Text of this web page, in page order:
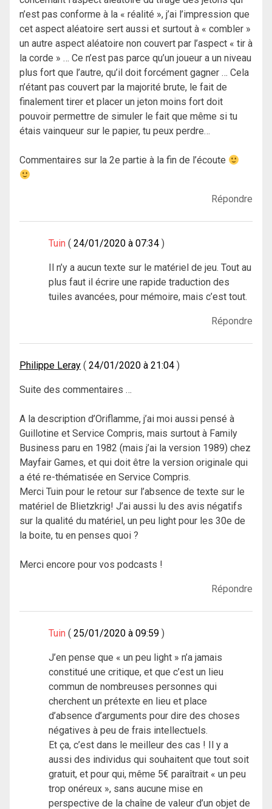
n’est pas conforme à la « réalité », j’ai l’impression que
cet aspect aléatoire sert aussi et surtout à « combler »
un autre aspect aléatoire non couvert par l’aspect « tir à
la corde » … Ce n’est pas parce qu’un joueur a un niveau
plus fort que l’autre, qu’il doit forcément gagner … Cela
n’étant pas couvert par la majorité brute, le fait de
finalement tirer et placer un jeton moins fort doit
pouvoir permettre de simuler le fait que même si tu
étais vainqueur sur le papier, tu peux perdre…
Commentaires sur la 2e partie à la fin de l’écoute
Répondre
Tuin 24/01/2020 à 07:34
Il n’y a aucun texte sur le matériel de jeu. Tout au
plus faut il écrire une rapide traduction des
tuiles avancées, pour mémoire, mais c’est tout.
Répondre
Philippe Leray 24/01/2020 à 21:04
Suite des commentaires …
A la description d’Oriflamme, j’ai moi aussi pensé à
Guillotine et Service Compris, mais surtout à Family
Business paru en 1982 (mais j’ai la version 1989) chez
Mayfair Games, et qui doit être la version originale qui
a été re-thématisée en Service Compris.
Merci Tuin pour le retour sur l’absence de texte sur le
matériel de Blietzkrig! J’ai aussi lu des avis négatifs
sur la qualité du matériel, un peu light pour les 30e de
la boite, tu en penses quoi ?
Merci encore pour vos podcasts !
Répondre
Tuin 25/01/2020 à 09:59
J’en pense que « un peu light » n’a jamais
constitué une critique, et que c’est un lieu
commun de nombreuses personnes qui
cherchent un prétexte en lieu et place
d’absence d’arguments pour dire des choses
négatives à peu de frais intellectuels.
Et ça, c’est dans le meilleur des cas ! Il y a
aussi des individus qui souhaitent que tout soit
gratuit, et pour qui, même 5€ paraîtrait « un peu
trop onéreux », sans aucune mise en
perspective de la chaîne de valeur d’un objet de